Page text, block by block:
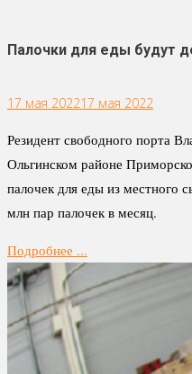
Палочки для еды будут
17 мая 202217 мая 2022
Резидент свободного порта
Ольгинском районе
палочек для еды из местного
млн пар палочек в месяц.
Подробнее ...